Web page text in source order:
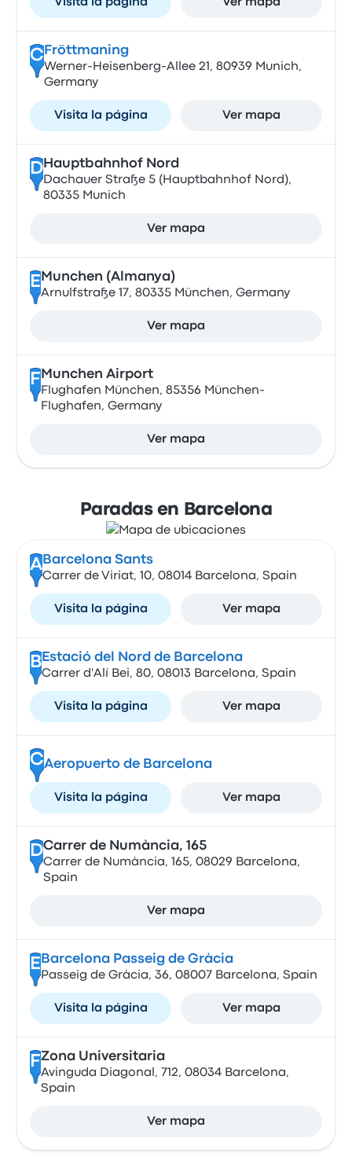
Visita la página Ver mapa
CFröttmaning
Werner-Heisenberg-Allee 21, 80939 Munich,
Germany
Visita la página Ver mapa
DHauptbahnhof Nord
Dachauer Straße 5 (Hauptbahnhof Nord),
80335 Munich
Ver mapa
E Munchen (Almanya)
Arnulfstraße 17, 80335 München, Germany
Ver mapa
F Munchen Airport
Flughafen München, 85356 München-
Flughafen, Germany
Ver mapa
Paradas en Barcelona
A Barcelona Sants
Carrer de Viriat, 10, 08014 Barcelona, Spain
Visita la página Ver mapa
B Estació del Nord de Barcelona
Carrer d'Alí Bei, 80, 08013 Barcelona, Spain
Visita la página Ver mapa
CAeropuerto de Barcelona
Visita la página Ver mapa
DCarrer de Numància, 165
Carrer de Numància, 165, 08029 Barcelona,
Spain
Ver mapa
E Barcelona Passeig de Gràcia
Passeig de Gràcia, 36, 08007 Barcelona, Spain
Visita la página Ver mapa
FZona Universitaria
Avinguda Diagonal, 712, 08034 Barcelona,
Spain
Ver mapa